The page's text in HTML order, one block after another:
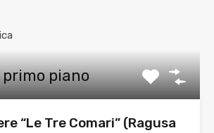
piano
“Le Tre Comari” (Ragusa